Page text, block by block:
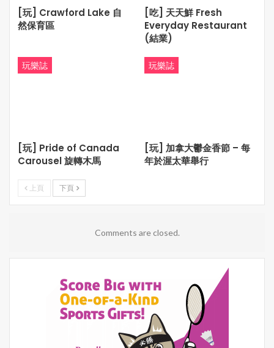
[玩] Crawford Lake 自
然保育區
[吃] 天天鮮 Fresh
Everyday Restaurant
(結業)
玩樂誌
[玩] Pride of Canada
Carousel 旋轉木馬
玩樂誌
[玩] 加拿大鬱金香節 – 每
年於渥太華舉行
上頁 下頁
Comments are closed.